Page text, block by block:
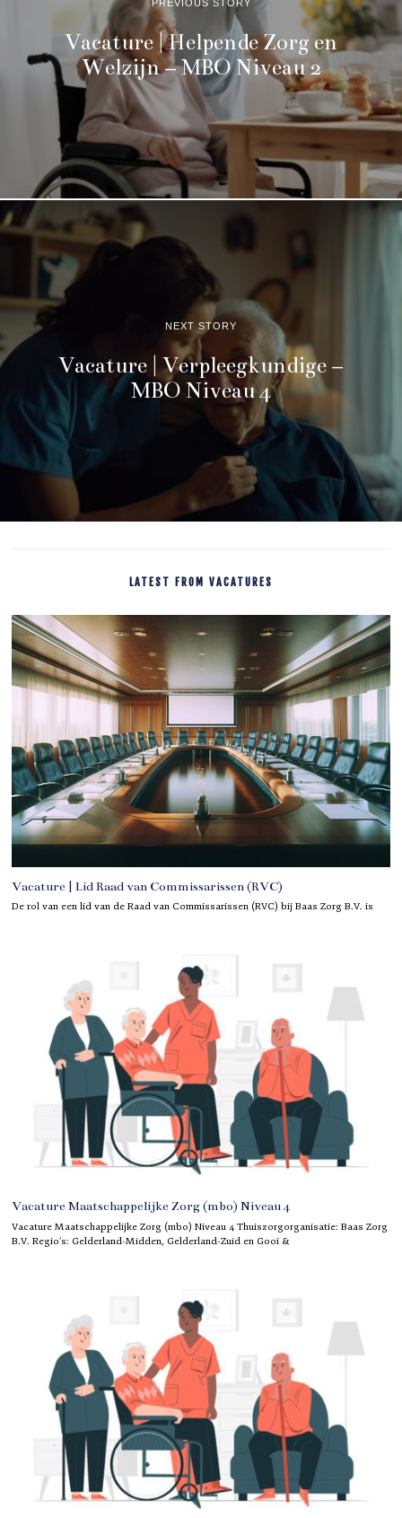
PREVIOUS STORY
Vacature | Helpende Zorg en
Welzijn – MBO Niveau 2
NEXT STORY
Vacature | Verpleegkundige –
MBO Niveau 4
LATEST FROM VACATURES
Vacature | Lid Raad van Commissarissen (RVC)
De rol van een lid van de Raad van Commissarissen (RVC) bij Baas Zorg B.V. is
Vacature Maatschappelijke Zorg (mbo) Niveau 4
Vacature Maatschappelijke Zorg (mbo) Niveau 4 Thuiszorgorganisatie: Baas Zorg
B.V. Regio’s: Gelderland-Midden, Gelderland-Zuid en Gooi &